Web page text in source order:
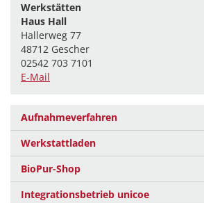
Werkstätten
Haus Hall
Hallerweg 77
48712 Gescher
02542 703 7101
E-Mail
Aufnahmeverfahren
Werkstattladen
BioPur-Shop
Integrationsbetrieb unicoe